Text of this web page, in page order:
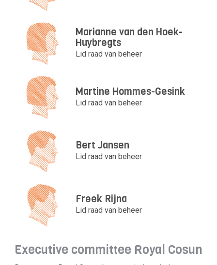
Marianne van den Hoek-
Huybregts
Lid raad van beheer
Martine Hommes-Gesink
Lid raad van beheer
Bert Jansen
Lid raad van beheer
Freek Rijna
Lid raad van beheer
Executive committee Royal Cosun